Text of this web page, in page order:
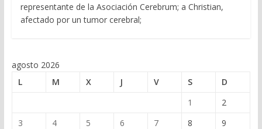
representante de la Asociación Cerebrum; a Christian,
afectado por un tumor cerebral;
agosto 2026
L
M X J V S
D
1
2
3
4 5 6 7 8
9